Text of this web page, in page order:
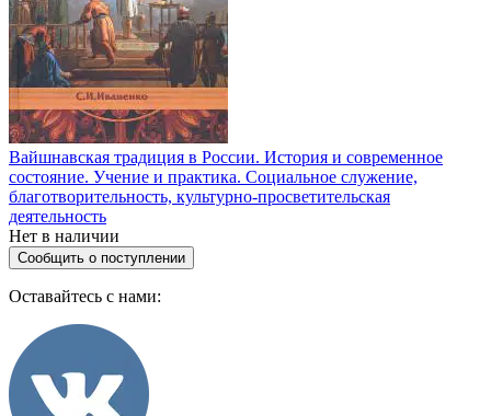
Вайшнавская традиция в России. История и современное
состояние. Учение и практика. Социальное служение,
благотворительность, культурно-просветительская
деятельность
Нет в наличии
Сообщить о поступлении
Оставайтесь с нами: